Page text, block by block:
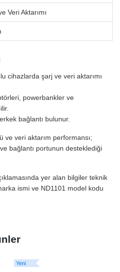
Veri Aktarımı
cihazlarda şarj ve veri aktarımı
powerbankler ve
bağlantı bulunur.
ve veri aktarım performansı;
bağlantı portunun desteklediği
yer alan bilgiler teknik
ismi ve ND1101 model kodu
Yeni